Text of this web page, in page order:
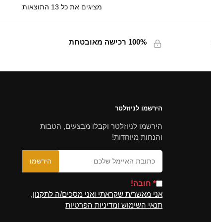
מציגים את כל ⁦13⁩ התוצאות
100% רכישה מאובטחת
הירשמו לניוזלטר
הירשמו לניוזלטר וקבלו מבצעים, הטבות
והנחות מיוחדות!
* חובה!
אני מאשר/ת שקראתי ואני מסכים/ה לתקנון,
תנאי השימוש ומדיניות הפרטיות